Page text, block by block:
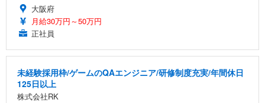
大阪府
月給30万円～50万円
正社員
未経験採用枠/ゲームのQAエンジニア/研修制度充実/年間休日
125日以上
株式会社RK